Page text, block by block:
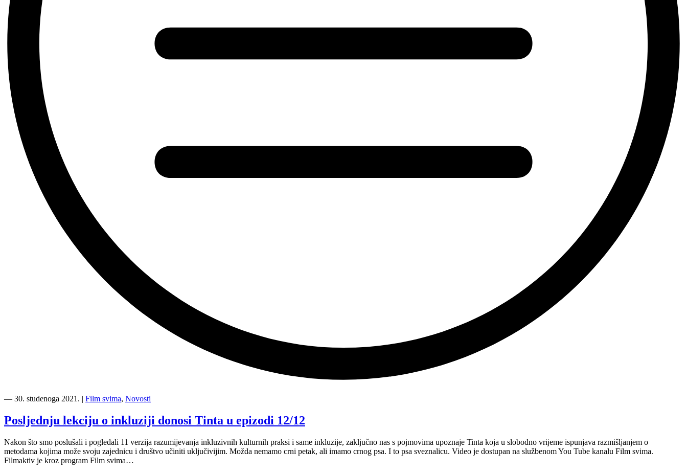
Međunarodni
osoba
s
― 30. studenoga 2021. | Film svima, Novosti
Posljednju lekciju o inkluziji donosi Tinta u epizodi 12/12
Nakon što smo poslušali i pogledali 11 verzija razumijevanja inkluzivnih kulturnih praksi i same inkluzije, zaključno nas s pojmovima upoznaje Tinta koja u slobodno vrijeme ispunjava razmišljanjem o
metodama kojima može svoju zajednicu i društvo učiniti uključivijim. Možda nemamo crni petak, ali imamo crnog psa. I to psa sveznalicu. Video je dostupan na službenom You Tube kanalu Film svima.
Filmaktiv je kroz program Film svima…